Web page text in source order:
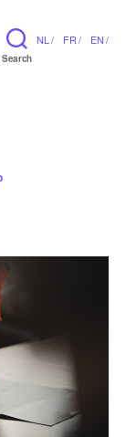
NL / FR / EN /
Search